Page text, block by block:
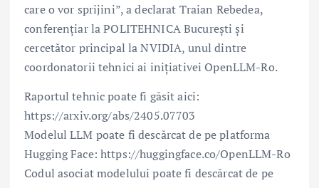
care o vor sprijini”, a declarat Traian Rebedea,
conferențiar la POLITEHNICA București și
cercetător principal la NVIDIA, unul dintre
coordonatorii tehnici ai inițiativei OpenLLM-Ro.
Raportul tehnic poate fi găsit aici:
https://arxiv.org/abs/2405.07703
Modelul LLM poate fi descărcat de pe platforma
Hugging Face: https://huggingface.co/OpenLLM-Ro
Codul asociat modelului poate fi descărcat de pe